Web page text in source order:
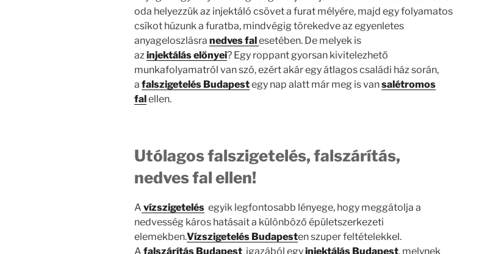
oda helyezzük az injektáló csövet a furat mélyére, majd egy folyamatos
csíkot húzunk a furatba, mindvégig törekedve az egyenletes
anyageloszlásra nedves falesetében. De melyek is
az injektáláselőnyei? Egy roppant gyorsan kivitelezhető
munkafolyamatról van szó, ezért akár egy átlagos családi ház során,
a falszigetelés Budapestegy nap alatt már meg is vansalétromos
falellen.
Utólagos falszigetelés, falszárítás,
nedves fal ellen!
A vízszigetelés egyik legfontosabb lényege, hogy meggátolja a
nedvesség káros hatásait a különböző épületszerkezeti
elemekben.Vízszigetelés Budapesten szuper feltételekkel.
A falszárítás Budapest igazából egyinjektálás Budapest, melynek